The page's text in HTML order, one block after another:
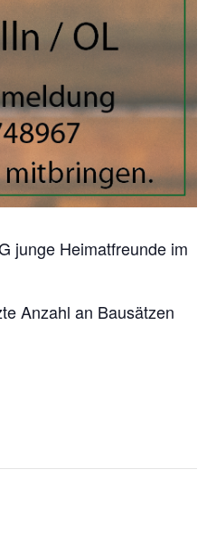
junge Heimatfreunde im
Anzahl an Bausätzen